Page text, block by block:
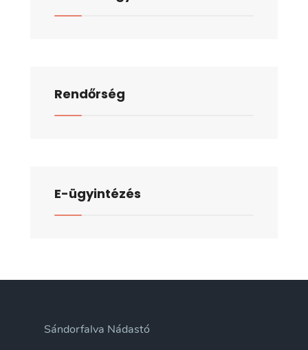
Rendőrség
E-ügyintézés
Sándorfalva Nádastó